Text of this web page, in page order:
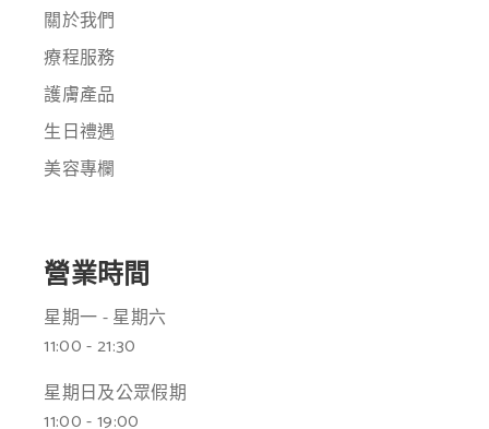
關於我們
療程服務
護膚產品
生日禮遇
美容專欄
營業時間
星期一 - 星期六
11:00 - 21:30
星期日及公眾假期
11:00 - 19:00